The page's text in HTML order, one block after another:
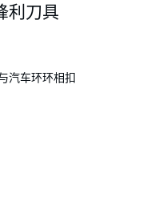
利刀具
汽车环环相扣